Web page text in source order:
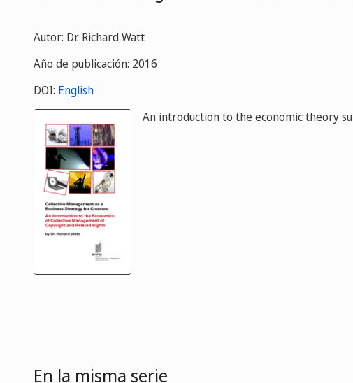
Autor: Dr. Richard Watt
Año de publicación: 2016
DOI: English
An introduction to the economic theory
En la misma serie